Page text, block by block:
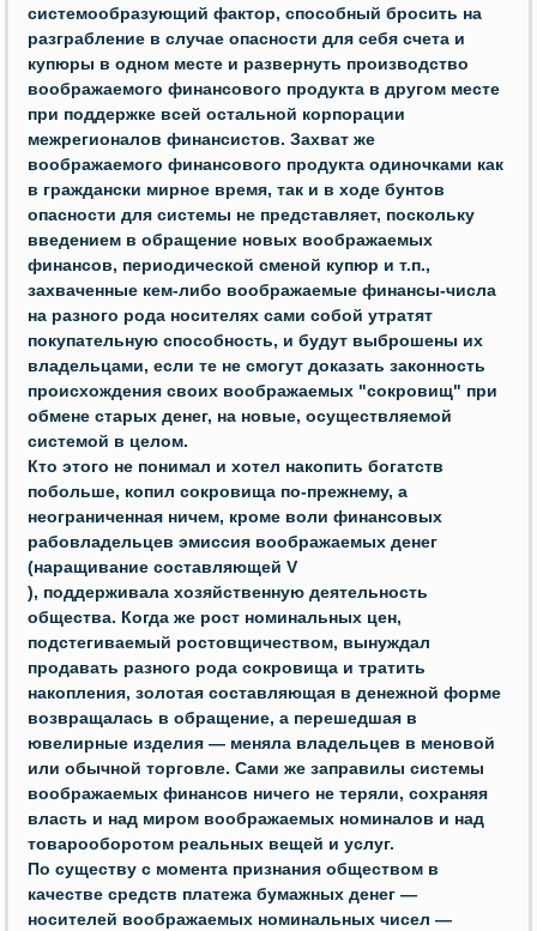
системообразующий фактор, способный бросить на
разграбление в случае опасности для себя счета и
купюры в одном месте и развернуть производство
воображаемого финансового продукта в другом месте
при поддержке всей остальной корпорации
межрегионалов финансистов. Захват же
воображаемого финансового продукта одиночками как
в граждански мирное время, так и в ходе бунтов
опасности для системы не представляет, поскольку
введением в обращение новых воображаемых
финансов, периодической сменой купюр и т.п.,
захваченные кем-либо воображаемые финансы-числа
на разного рода носителях сами собой утратят
покупательную способность, и будут выброшены их
владельцами, если те не смогут доказать законность
происхождения своих воображаемых "сокровищ" при
обмене старых денег, на новые, осуществляемой
системой в целом.
Кто этого не понимал и хотел накопить богатств
побольше, копил сокровища по-прежнему, а
неограниченная ничем, кроме воли финансовых
рабовладельцев эмиссия воображаемых денег
(наращивание составляющейV
), поддерживала хозяйственную деятельность
общества. Когда же рост номинальных цен,
подстегиваемый ростовщичеством, вынуждал
продавать разного рода сокровища и тратить
накопления, золотая составляющая в денежной форме
возвращалась в обращение, а перешедшая в
ювелирные изделия — меняла владельцев в меновой
или обычной торговле. Сами же заправилы системы
воображаемых финансов ничего не теряли, сохраняя
власть и над миром воображаемых номиналов и над
товарооборотом реальных вещей и услуг.
По существу с момента признания обществом в
качестве средств платежа бумажных денег —
носителей воображаемых номинальных чисел —